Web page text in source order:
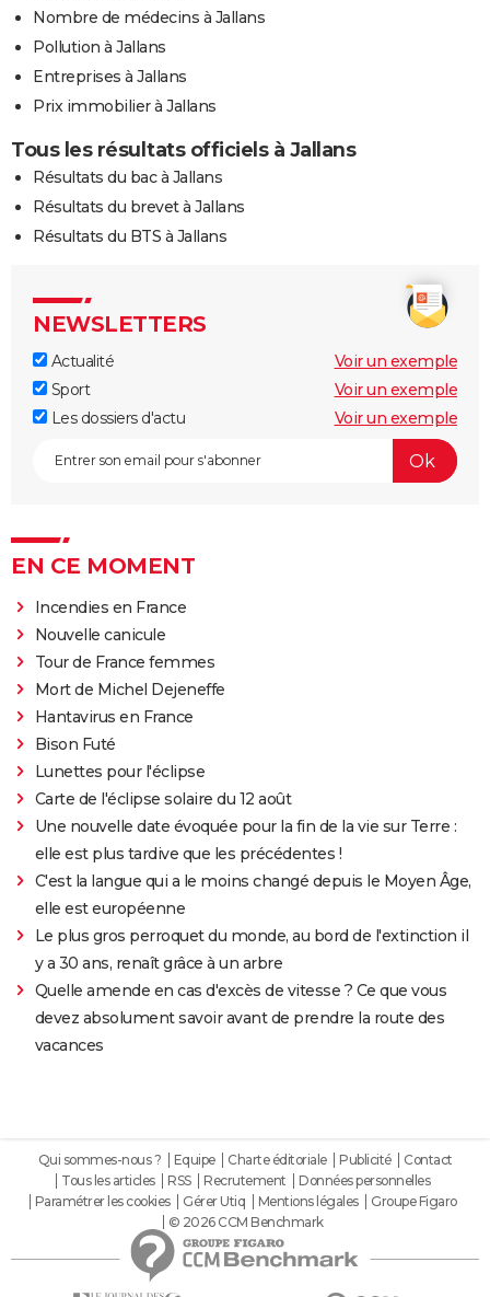
Nombre de médecins à Jallans
Pollution à Jallans
Entreprises à Jallans
Prix immobilier à Jallans
Tous les résultats officiels à Jallans
Résultats du bac à Jallans
Résultats du brevet à Jallans
Résultats du BTS à Jallans
NEWSLETTERS
Actualité
Voir un exemple
Sport
Voir un exemple
Les dossiers d'actu
Voir un exemple
EN CE MOMENT
Incendies en France
Nouvelle canicule
Tour de France femmes
Mort de Michel Dejeneffe
Hantavirus en France
Bison Futé
Lunettes pour l'éclipse
Carte de l'éclipse solaire du 12 août
Une nouvelle date évoquée pour la fin de la vie sur Terre :
elle est plus tardive que les précédentes !
C'est la langue qui a le moins changé depuis le Moyen Âge,
elle est européenne
Le plus gros perroquet du monde, au bord de l'extinction il
y a 30 ans, renaît grâce à un arbre
Quelle amende en cas d'excès de vitesse ? Ce que vous
devez absolument savoir avant de prendre la route des
vacances
Qui sommes-nous ? Equipe Charte éditoriale Publicité
Contact
Tous les articles
RSS Recrutement
Données personnelles
Paramétrer les cookies
Gérer Utiq Mentions légales
Groupe Figaro
© 2026 CCM Benchmark